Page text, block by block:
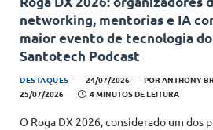
networking, mentorias e IA
maior evento de tecnologia
Santotech Podcast
DESTAQUES 24/07/2026 PORANTHONY
25/07/2026
4 MINUTOS DE LEITURA
O Roga DX 2026, considerado um dos